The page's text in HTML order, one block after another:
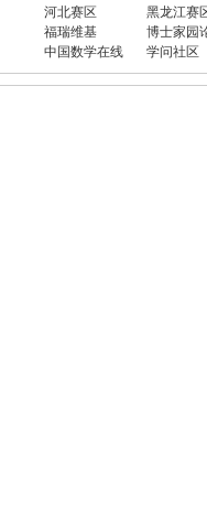
河北赛区
黑龙江赛
福瑞维基
博士家园
中国数学在线 学问社区